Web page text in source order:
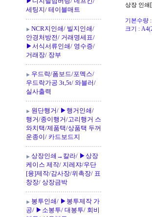
세팅지/ 테이블매트
NCR지인쇄/ 빌지인쇄/
안경처방전/ 거래명세표/
▶서식서류인쇄/ 영수증/
거래장/ 장부
우드락/폼보드/포멕스/
우드락가공 3t,5t/ 와블러/
실사출력
원단행거/ ▶행거인쇄/
행거/종이행거/고리행거 스
와치택/제품택/상품택 두꺼
운종이/ 카드보드지
상장인쇄→칼라/ ▶상장
케이스 제작/ 지레쟈/우단
[융]제작/감사장/위촉장/ 표
창장/ 상장금박
봉투인쇄/ ▶봉투제작 가
공/ ▶소봉투/ 대봉투/ 회비
상장 인쇄
기본수량
크기 :